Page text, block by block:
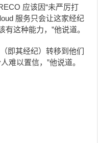
应该因“未严厉打
服务只会让这家经纪
这种能力，”他说道。
即其经纪）转移到他们
难以置信，”他说道。